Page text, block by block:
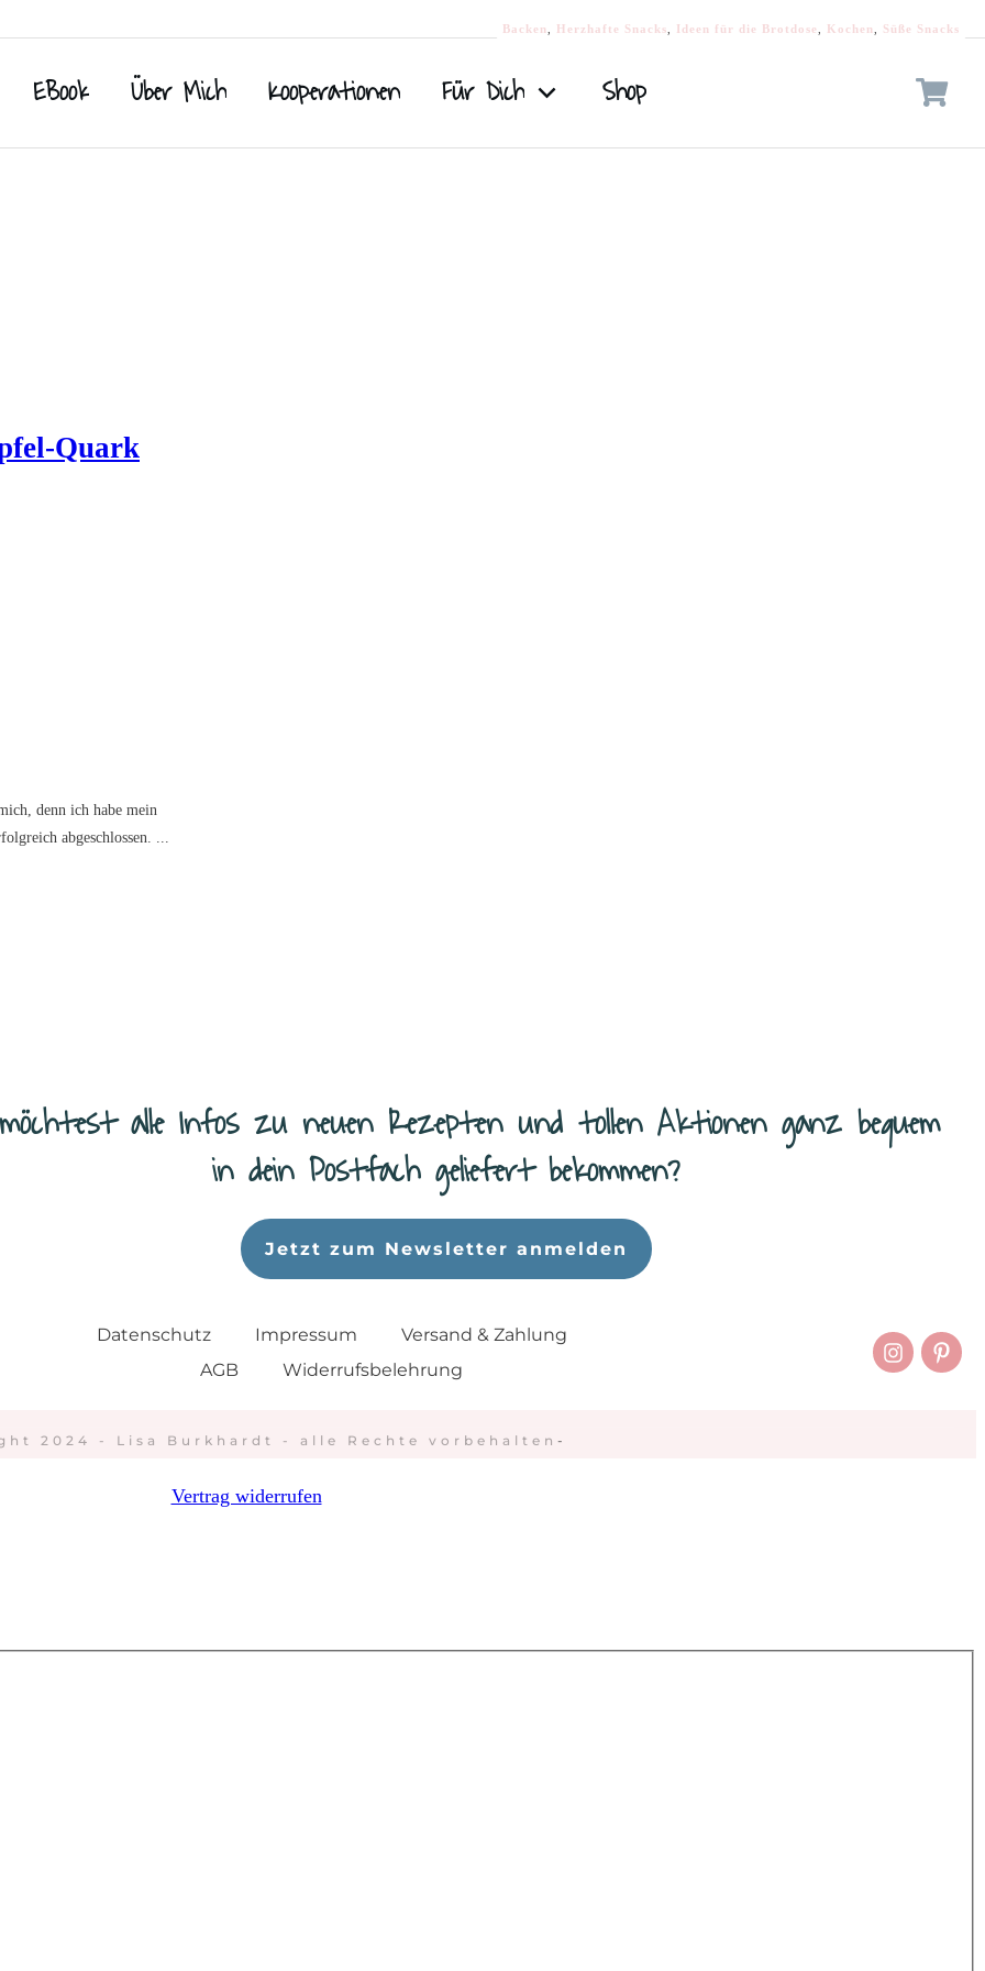
EBook Über Mich Kooperationen Für Dich Shop
Quark
Backen Herzhafte Snacks Ideen für die Brotdose Kochen Süße Snacks
denn ich habe mein
abgeschlossen.
alle Infos zu neuen Rezepten und tollen Aktionen ganz bequem
in dein Postfach geliefert bekommen?
Jetzt zum Newsletter anmelden
Datenschutz Impressum
Versand & Zahlung
AGB
Widerrufsbelehrung
2024 - Lisa Burkhardt - alle Rechte vorbehalten -
Vertrag widerrufen